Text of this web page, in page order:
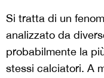
Si tratta di un
analizzato da
probabilmente la
stessi calciatori. A